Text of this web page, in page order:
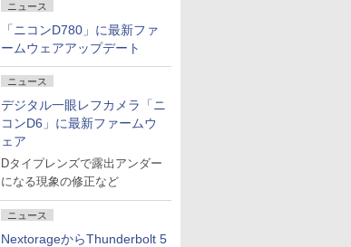
ニュース
「ニコンD780」に最新ファ
ームウェアアップデート
ニュース
デジタル一眼レフカメラ「ニ
コンD6」に最新ファームウ
ェア
Dタイプレンズで露出アンダー
になる現象の修正など
ニュース
NextorageからThunderbolt 5